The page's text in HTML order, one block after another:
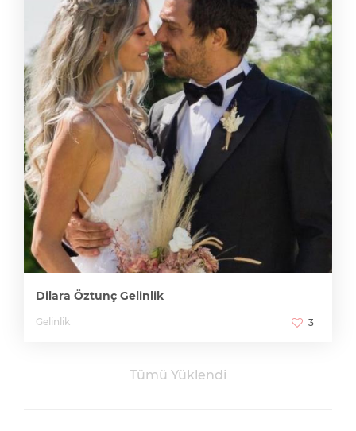
Dilara Öztunç Gelinlik
Gelinlik 3
Tümü Yüklendi